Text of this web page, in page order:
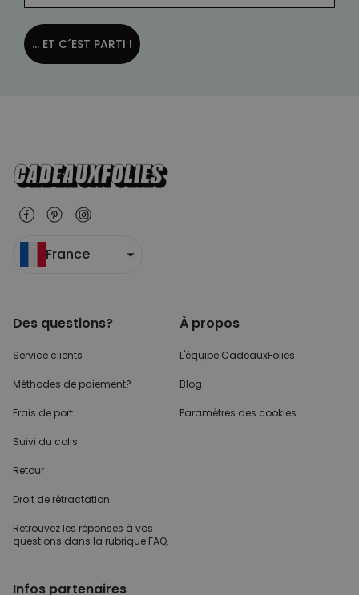
... ET C´EST PARTI !
France
Des questions?
Service clients
Méthodes de paiement?
Frais de port
Suivi du colis
Retour
Droit de rétractation
Retrouvez les réponses à vos
questions dans la rubrique FAQ.
À propos
L'équipe CadeauxFolies
Blog
Paramètres des cookies
Infos partenaires